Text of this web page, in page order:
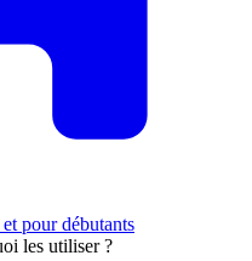
pour débutants
les utiliser ?